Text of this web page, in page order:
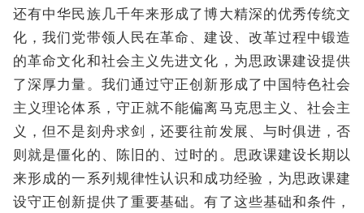
还有中华民族几千年来形成了博大精深的优秀传统文
化，我们党带领人民在革命、建设、改革过程中锻造
的革命文化和社会主义先进文化，为思政课建设提供
了深厚力量。我们通过守正创新形成了中国特色社会
主义理论体系，守正就不能偏离马克思主义、社会主
义，但不是刻舟求剑，还要往前发展、与时俱进，否
则就是僵化的、陈旧的、过时的。思政课建设长期以
来形成的一系列规律性认识和成功经验，为思政课建
设守正创新提供了重要基础。有了这些基础和条件，